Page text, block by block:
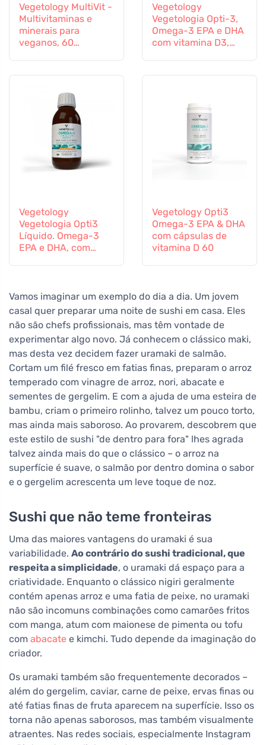
Vegetology MultiVit -
Multivitaminas e
minerais para
veganos, 60
Vegetology
Vegetologia Opti-3,
Omega-3 EPA e DHA
com vitamina D3,
Vegetology
Vegetologia Opti3
Líquido. Omega-3
EPA e DHA, com
Vegetology Opti3
Omega-3 EPA & DHA
com cápsulas de
vitamina D 60
Vamos imaginar um exemplo do dia a dia. Um jovem
casal quer preparar uma noite de sushi em casa. Eles
não são chefs profissionais, mas têm vontade de
experimentar algo novo. Já conhecem o clássico maki,
mas desta vez decidem fazer uramaki de salmão.
Cortam um filé fresco em fatias finas, preparam o arroz
temperado com vinagre de arroz, nori, abacate e
sementes de gergelim. E com a ajuda de uma esteira de
bambu, criam o primeiro rolinho, talvez um pouco torto,
mas ainda mais saboroso. Ao provarem, descobrem que
este estilo de sushi "de dentro para fora" lhes agrada
talvez ainda mais do que o clássico – o arroz na
superfície é suave, o salmão por dentro domina o sabor
e o gergelim acrescenta um leve toque de noz.
Sushi que não teme fronteiras
Uma das maiores vantagens do uramaki é sua
variabilidade. Ao contrário do sushi tradicional, que
respeita a simplicidade, o uramaki dá espaço para a
criatividade. Enquanto o clássico nigiri geralmente
contém apenas arroz e uma fatia de peixe, no uramaki
não são incomuns combinações como camarões fritos
com manga, atum com maionese de pimenta ou tofu
com abacate e kimchi. Tudo depende da imaginação do
criador.
Os uramaki também são frequentemente decorados –
além do gergelim, caviar, carne de peixe, ervas finas ou
até fatias finas de fruta aparecem na superfície. Isso os
torna não apenas saborosos, mas também visualmente
atraentes. Nas redes sociais, especialmente Instagram